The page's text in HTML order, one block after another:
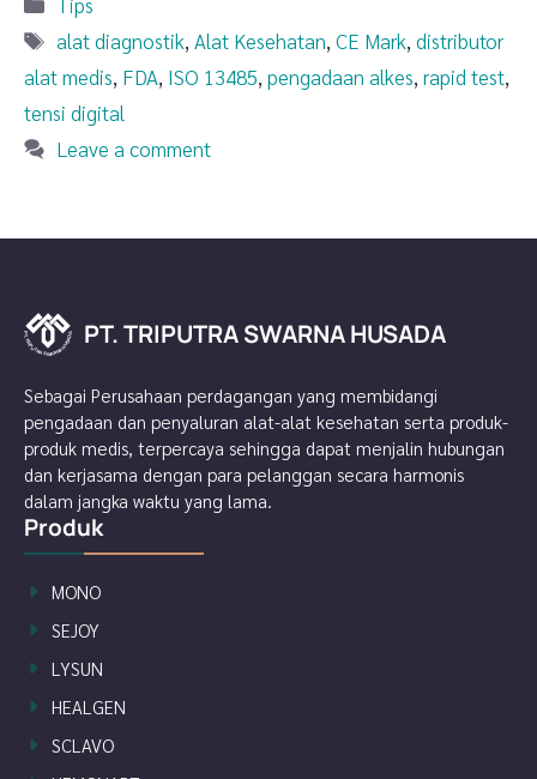
Tags
alat diagnostik,Alat Kesehatan,CE Mark,distributor
alat medis, FDA, ISO 13485, pengadaan alkes, rapid test,
tensi digital
Leave a comment
P
T
TRIPUTRASWARNAHUSA
D
A PT. TRIPUTRA SWARNA HUSADA
Sebagai Perusahaan perdagangan yang membidangi
pengadaan dan penyaluran alat-alat kesehatan serta produk-
produk medis, terpercaya sehingga dapat menjalin hubungan
dan kerjasama dengan para pelanggan secara harmonis
dalam jangka waktu yang lama.
Produk
MONO
SEJOY
LYSUN
HEALGEN
SCLAVO